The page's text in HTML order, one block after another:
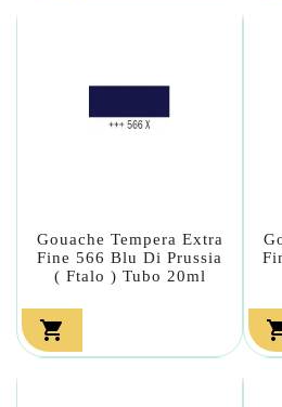
Gouache Tempera Extra
Fine 566 Blu Di Prussia
( Ftalo ) Tubo 20ml
